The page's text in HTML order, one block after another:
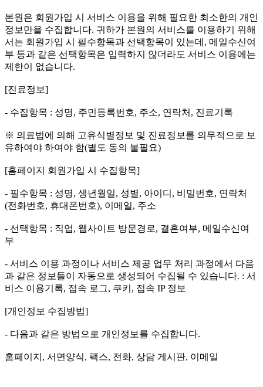
본원은 회원가입 시 서비스 이용을 위해 필요한 최소한의 개인
정보만을 수집합니다. 귀하가 본원의 서비스를 이용하기 위해
서는 회원가입 시 필수항목과 선택항목이 있는데, 메일수신여
부 등과 같은 선택항목은 입력하지 않더라도 서비스 이용에는
제한이 없습니다.
[진료정보]
- 수집항목 : 성명, 주민등록번호, 주소, 연락처, 진료기록
※ 의료법에 의해 고유식별정보 및 진료정보를 의무적으로 보
유하여야 하여야 함(별도 동의 불필요)
[홈페이지 회원가입 시 수집항목]
- 필수항목 : 성명, 생년월일, 성별, 아이디, 비밀번호, 연락처
(전화번호, 휴대폰번호), 이메일, 주소
- 선택항목 : 직업, 웹사이트 방문경로, 결혼여부, 메일수신여
부
- 서비스 이용 과정이나 서비스 제공 업무 처리 과정에서 다음
과 같은 정보들이 자동으로 생성되어 수집될 수 있습니다. : 서
비스 이용기록, 접속 로그, 쿠키, 접속 IP 정보
[개인정보 수집방법]
- 다음과 같은 방법으로 개인정보를 수집합니다.
홈페이지, 서면양식, 팩스, 전화, 상담 게시판, 이메일